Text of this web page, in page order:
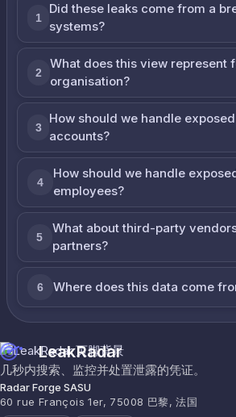
1
Did these leaks come from a
systems?
2
What does this view represent
organisation?
3
How should we handle
accounts?
4
How should we handle
employees?
5
What about third-party
partners?
6 Where does this data come
LeakRadar
几秒内搜索、监控并处置泄露的凭证。
Radar Forge SASU
60 rue François 1er, 75008 巴黎, 法国